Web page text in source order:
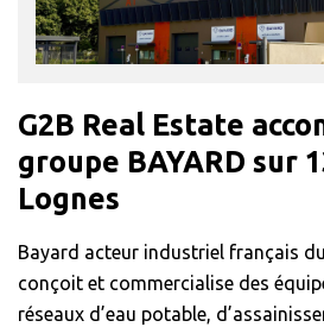
G2B Real Estate
groupe BAYARD sur
Lognes
Bayard acteur industriel français
conçoit et commercialise des
réseaux d’eau potable,